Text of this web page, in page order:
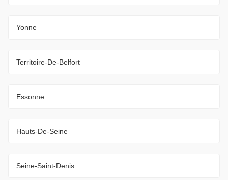
Yonne
Territoire-De-Belfort
Essonne
Hauts-De-Seine
Seine-Saint-Denis